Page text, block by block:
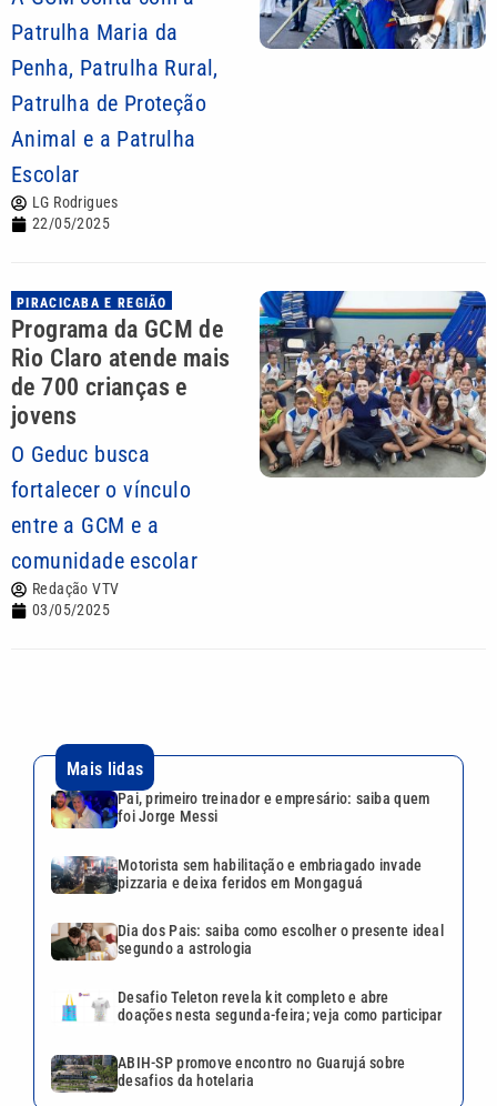
Patrulha Maria da
Penha, Patrulha Rural,
Patrulha de Proteção
Animal e a Patrulha
Escolar
LG Rodrigues
22/05/2025
PIRACICABA E REGIÃO
Programa da GCM de
Rio Claro atende mais
de 700 crianças e
jovens
O Geduc busca
fortalecer o vínculo
entre a GCM e a
comunidade escolar
Redação VTV
03/05/2025
Mais lidas
Pai, primeiro treinador e empresário: saiba quem
foi Jorge Messi
Motorista sem habilitação e embriagado invade
pizzaria e deixa feridos em Mongaguá
Dia dos Pais: saiba como escolher o presente ideal
segundo a astrologia
Desafio Teleton revela kit completo e abre
doações nesta segunda-feira; veja como participar
ABIH-SP promove encontro no Guarujá sobre
desafios da hotelaria